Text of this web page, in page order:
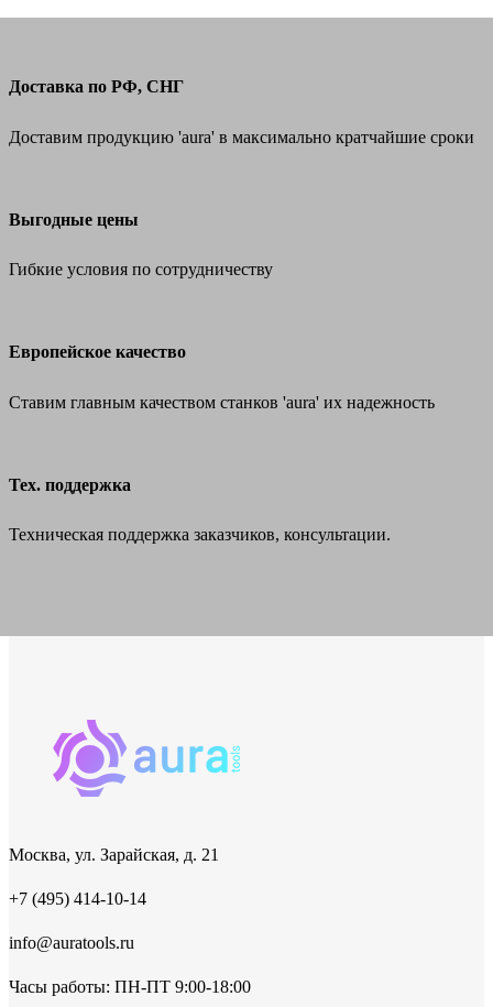
Доставка по РФ, СНГ
Доставим продукцию 'aura' в максимально кратчайшие сроки
Выгодные цены
Гибкие условия по сотрудничеству
Европейское качество
Ставим главным качеством станков 'aura' их надежность
Тех. поддержка
Техническая поддержка заказчиков, консультации.
Москва, ул. Зарайская, д. 21
+7 (495) 414-10-14
info@auratools.ru
Часы работы: ПН-ПТ 9:00-18:00